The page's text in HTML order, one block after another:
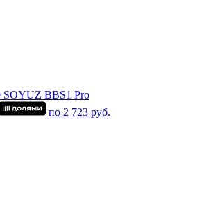
SOYUZ BBS1 Pro
по 2 723 руб.